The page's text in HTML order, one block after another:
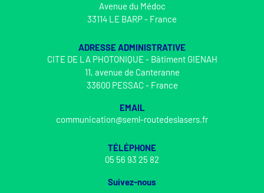
Avenue du Médoc
33114 LE BARP - France
ADRESSE ADMINISTRATIVE
CITE DE LA PHOTONIQUE - Bâtiment GIENAH
11, avenue de Canteranne
33600 PESSAC - France
EMAIL
communication@seml-routedeslasers.fr
TÉLÉPHONE
05 56 93 25 82
Suivez-nous